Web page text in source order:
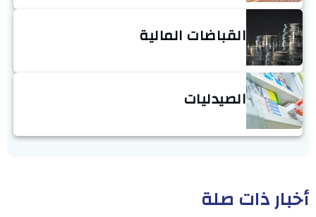
القباضات المالية
الصيدليات
أخبار ذات صلة